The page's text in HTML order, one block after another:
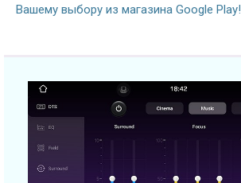
Вашему выбору из магазина Google Play!